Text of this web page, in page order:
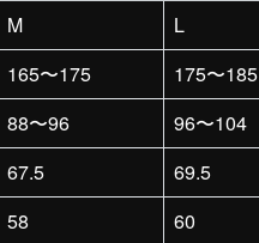
M L
165〜175 175〜185
88〜96 96〜104
67.5 69.5
58 60